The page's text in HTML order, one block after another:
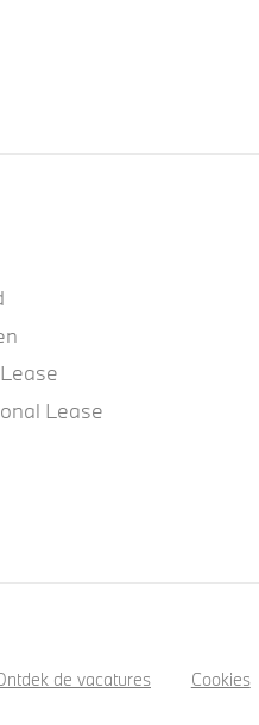
Lease
de vacatures Cookies